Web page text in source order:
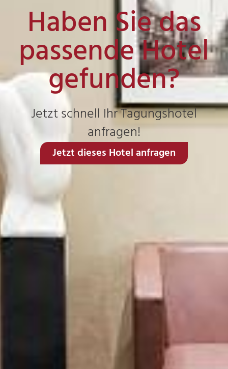
Haben Sie das
passende Hotel
gefunden?
Jetzt schnell Ihr Tagungshotel
anfragen!
Jetzt dieses Hotel anfragen